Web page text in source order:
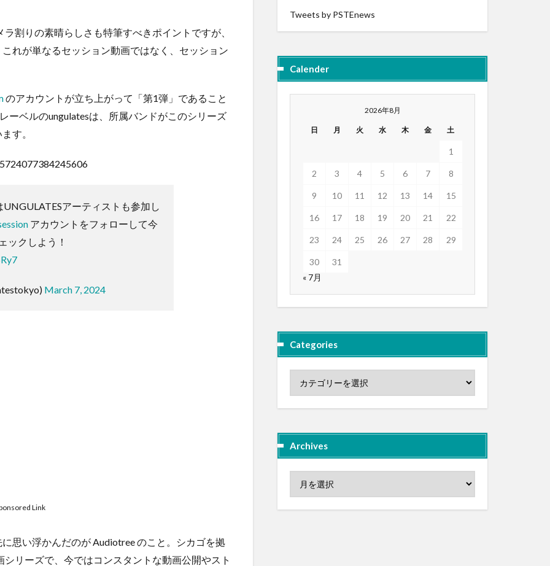
割りの素晴らしさも特筆すべきポイントですが、
れが単なるセッション動画ではなく、セッション
のアカウントが立ち上がって「第1弾」であること
ーベルのungulatesは、所属バンドがこのシリーズ
す。
UNGULATESアーティストも参加し
アカウントをフォローして今
ックしよう！
March 7, 2024
Link
思い浮かんだのが Audiotree のこと。シカゴを拠
リーズで、今ではコンスタントな動画公開やスト
Tweets by PSTEnews
Calender
2026年8月
日 月 火 水 木 金 土
1
2 3 4 5 6 7 8
9 10 11 12 13 14 15
16 17 18 19 20 21 22
23 24 25 26 27 28 29
30
31
« 7月
Categories
Archives